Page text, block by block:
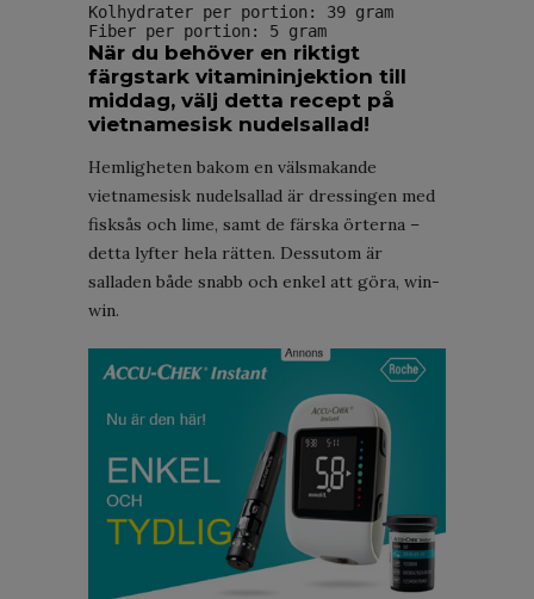
Kolhydrater per portion: 39 gram
Fiber per portion: 5 gram
När du behöver en riktigt
färgstark vitamininjektion till
middag, välj detta recept på
vietnamesisk nudelsallad!
Hemligheten bakom en välsmakande
vietnamesisk nudelsallad är dressingen med
fisksås och lime, samt de färska örterna –
detta lyfter hela rätten. Dessutom är
salladen både snabb och enkel att göra, win-
win.